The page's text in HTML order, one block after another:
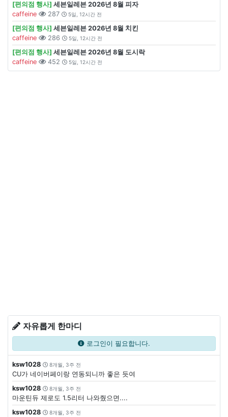
[편의점 행사] 세븐일레븐 2026년 8월 피자
caffeine
287 5일, 12시간 전
[편의점 행사] 세븐일레븐 2026년 8월 치킨
caffeine
286 5일, 12시간 전
[편의점 행사] 세븐일레븐 2026년 8월 도시락
caffeine
452 5일, 12시간 전
자유롭게 한마디
로그인이 필요합니다.
ksw1028 8개월, 3주 전
CU가 네이버페이랑 연동되니까 좋은 듯여
ksw1028
8개월, 3주 전
마운틴듀 제로도 1.5리터 나와줬으면....
ksw1028
8개월, 3주 전